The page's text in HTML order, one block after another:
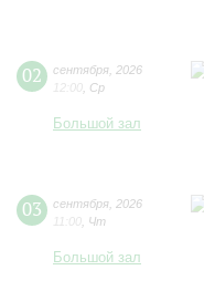
02 сентября 2026
12:00 Ср
Большой зал
03 сентября 2026
11:00 Чт
Большой зал